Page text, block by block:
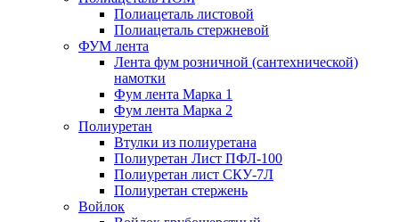
Полиацеталь листовой
Полиацеталь стержневой
ФУМ лента
Лента фум розничной (сантехнической)
намотки
Фум лента Марка 1
Фум лента Марка 2
Полиуретан
Втулки из полиуретана
Полиуретан Лист ПФЛ-100
Полиуретан лист СКУ-7Л
Полиуретан стержень
Войлок